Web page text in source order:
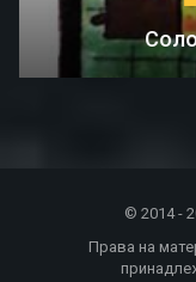
© 2014 -
Права на